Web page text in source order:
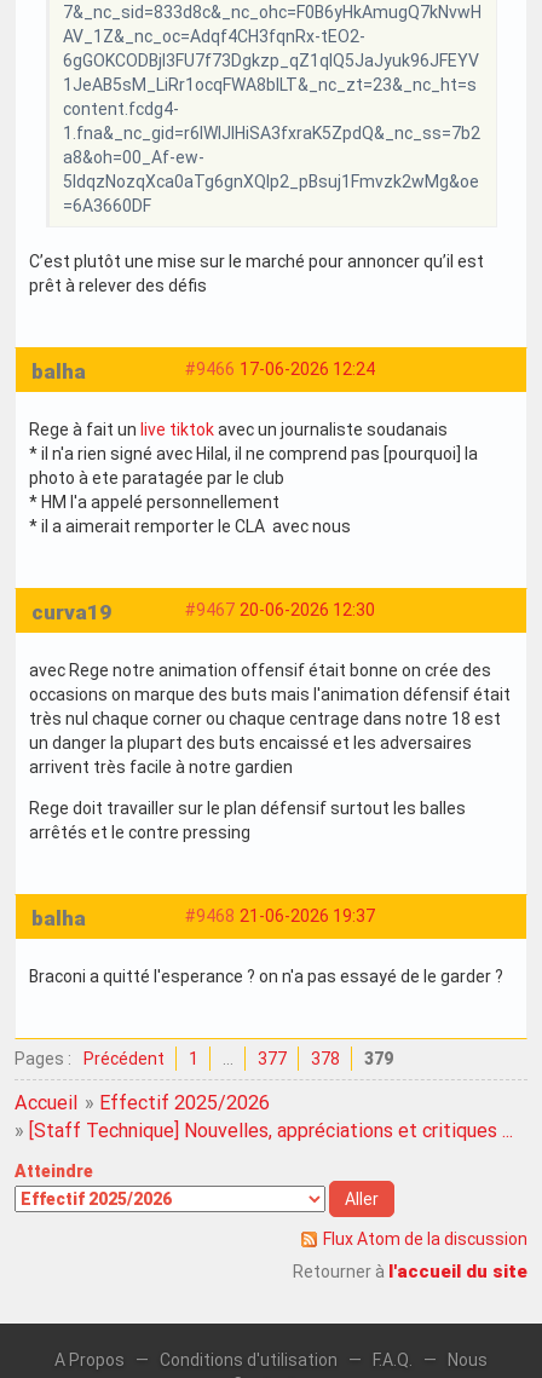
7&_nc_sid=833d8c&_nc_ohc=F0B6yHkAmugQ7kNvwH
AV_1Z&_nc_oc=Adqf4CH3fqnRx-tEO2-
6gGOKCODBjI3FU7f73Dgkzp_qZ1qlQ5JaJyuk96JFEYV
1JeAB5sM_LiRr1ocqFWA8blLT&_nc_zt=23&_nc_ht=s
content.fcdg4-
1.fna&_nc_gid=r6IWlJIHiSA3fxraK5ZpdQ&_nc_ss=7b2
a8&oh=00_Af-ew-
5IdqzNozqXca0aTg6gnXQIp2_pBsuj1Fmvzk2wMg&oe
=6A3660DF
C’est plutôt une mise sur le marché pour annoncer qu’il est
prêt à relever des défis
#9466 17-06-2026 12:24
balha
Rege à fait un live tiktokavec un journaliste soudanais
* il n'a rien signé avec Hilal, il ne comprend pas [pourquoi] la
photo à ete paratagée par le club
* HM l'a appelé personnellement
* il a aimerait remporter le CLA avec nous
#9467 20-06-2026 12:30
curva19
avec Rege notre animation offensif était bonne on crée des
occasions on marque des buts mais l'animation défensif était
très nul chaque corner ou chaque centrage dans notre 18 est
un danger la plupart des buts encaissé et les adversaires
arrivent très facile à notre gardien
Rege doit travailler sur le plan défensif surtout les balles
arrêtés et le contre pressing
#9468 21-06-2026 19:37
balha
Braconi a quitté l'esperance ? on n'a pas essayé de le garder ?
Pages : Précédent 1 377 378 379
Accueil » Effectif 2025/2026
» [Staff Technique] Nouvelles, appréciations et critiques ...
Atteindre
Flux Atom de la discussion
Retourner à l'accueil du site
A Propos — Conditions d'utilisation — F.A.Q. —
Nous